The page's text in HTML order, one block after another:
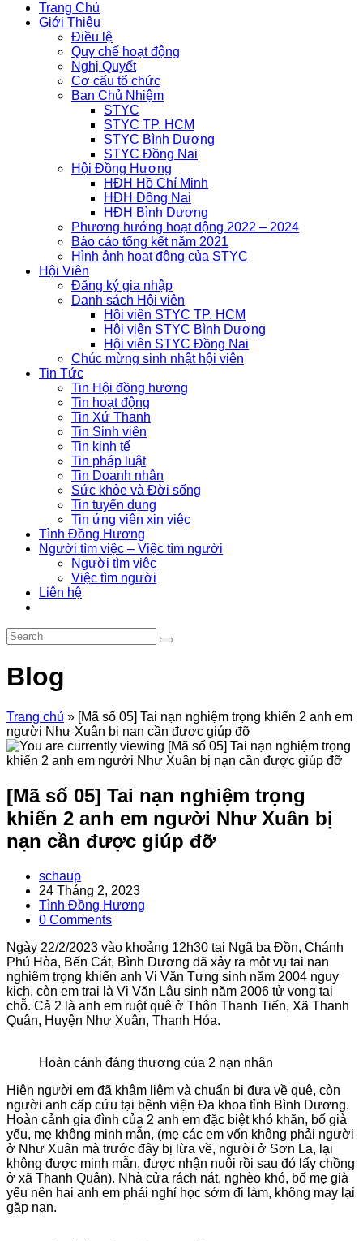
Trang Chủ
Giới Thiệu
Điều lệ
Quy chế hoạt động
Nghị Quyết
Cơ cấu tổ chức
Ban Chủ Nhiệm
STYC
STYC TP. HCM
STYC Bình Dương
STYC Đồng Nai
Hội Đồng Hương
HĐH Hồ Chí Minh
HĐH Đồng Nai
HĐH Bình Dương
Phương hướng hoạt động 2022 – 2024
Báo cáo tổng kết năm 2021
Hình ảnh hoạt động của STYC
Hội Viên
Đăng ký gia nhập
Danh sách Hội viên
Hội viên STYC TP. HCM
Hội viên STYC Bình Dương
Hội viên STYC Đồng Nai
Chúc mừng sinh nhật hội viên
Tin Tức
Tin Hội đồng hương
Tin hoạt động
Tin Xứ Thanh
Tin Sinh viên
Tin kinh tế
Tin pháp luật
Tin Doanh nhân
Sức khỏe và Đời sống
Tin tuyển dụng
Tin ứng viên xin việc
Tình Đồng Hương
Người tìm việc – Việc tìm người
Người tìm việc
Việc tìm người
Liên hệ
Blog
Trang chủ » [Mã số 05] Tai nạn nghiệm trọng khiến 2 anh em
người Như Xuân bị nạn cần được giúp đỡ
[Mã số 05] Tai nạn nghiệm trọng
khiến 2 anh em người Như Xuân bị
nạn cần được giúp đỡ
Post
author:
schaup
Post
published:
24 Tháng 2, 2023
Post
category:
Tình Đồng Hương
Post
0 Comments
Ngày 22/2/2023 vào khoảng 12h30 tại Ngã ba Đồn, Chánh
Phú Hòa, Bến Cát, Bình Dương đã xảy ra một vụ tai nạn
nghiêm trọng khiến anh Vi Văn Tưng sinh năm 2004 nguy
kịch, còn em trai là Vi Văn Lâu sinh năm 2006 tử vong tại
chỗ. Cả 2 là anh em ruột quê ở Thôn Thanh Tiến, Xã Thanh
Quân, Huyện Như Xuân, Thanh Hóa.
Hoàn cảnh đáng thương của 2 nạn nhân
Hiện người em đã khâm liệm và chuẩn bị đưa về quê, còn
người anh cấp cứu tại bệnh viện Đa khoa tỉnh Bình Dương.
Hoàn cảnh gia đình của 2 anh em đặc biệt khó khăn, bố già
yếu, mẹ không minh mẫn, (mẹ các em vốn không phải người
ở Như Xuân mà trước đây bị lừa về, người ở Sơn La, lại
không được minh mẫn, được nhận nuôi rồi sau đó lấy chồng
ở xã Thanh Quân). Nhà cửa rách nát, nghèo khó, bố mẹ già
yếu nên hai anh em phải nghỉ học sớm đi làm, không may lại
gặp nạn.